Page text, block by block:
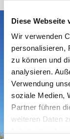
Diese Webseite
Wir verwenden
personalisieren,
zu können und
analysieren.
Verwendung
soziale Medien,
Partner führen
weiteren Daten